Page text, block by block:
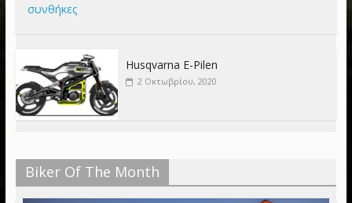
συνθήκες
Husqvarna E-Pilen
2 Οκτωβρίου, 2020
Biker Of The Month